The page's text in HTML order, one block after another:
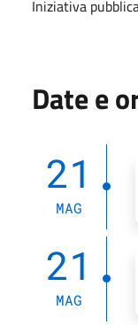
Iniziativa
Date e
21
MAG
21
MAG